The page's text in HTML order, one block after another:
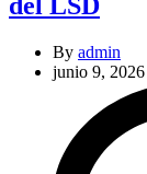
By admin
junio 9, 2026